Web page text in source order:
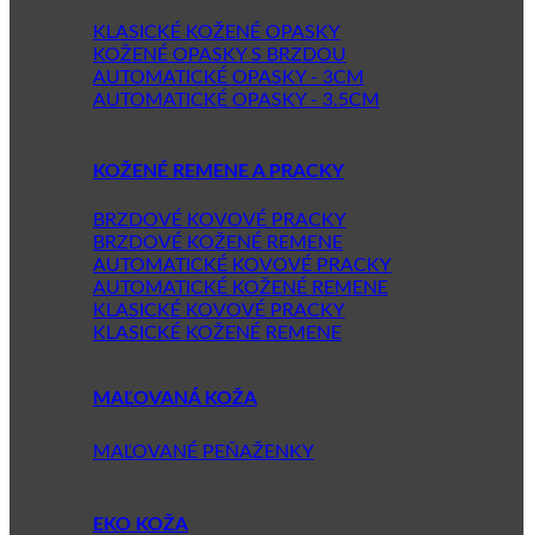
KLASICKÉ KOŽENÉ OPASKY
KOŽENÉ OPASKY S BRZDOU
AUTOMATICKÉ OPASKY - 3CM
AUTOMATICKÉ OPASKY - 3.5CM
KOŽENÉ REMENE A PRACKY
BRZDOVÉ KOVOVÉ PRACKY
BRZDOVÉ KOŽENÉ REMENE
AUTOMATICKÉ KOVOVÉ PRACKY
AUTOMATICKÉ KOŽENÉ REMENE
KLASICKÉ KOVOVÉ PRACKY
KLASICKÉ KOŽENÉ REMENE
MAĽOVANÁ KOŽA
MAĽOVANÉ PEŇAŽENKY
EKO KOŽA